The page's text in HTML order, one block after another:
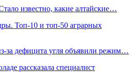
известно, какие алтайские…
Топ-10 и топ-50 аграрных
за дефицита угля объявили режим…
рассказала специалист